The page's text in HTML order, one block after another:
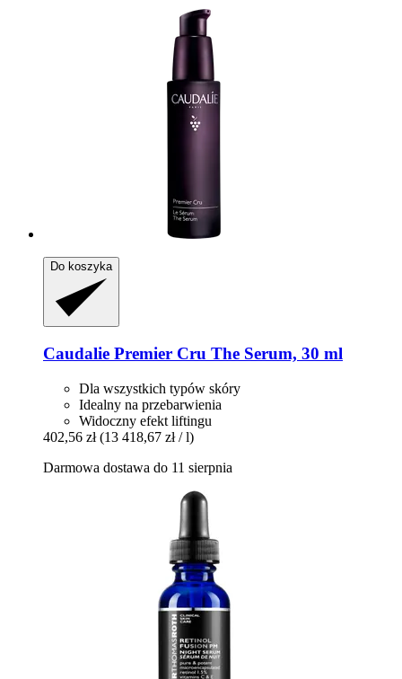
Do koszyka
Caudalie Premier Cru The Serum, 30 ml
Dla wszystkich typów skóry
Idealny na przebarwienia
Widoczny efekt liftingu
402,56 zł (13 418,67 zł / l)
Darmowa dostawa do 11 sierpnia